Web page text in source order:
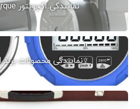
نمایندگی اکچویتور Air Torque
نمایندگی محصولات برند Additel